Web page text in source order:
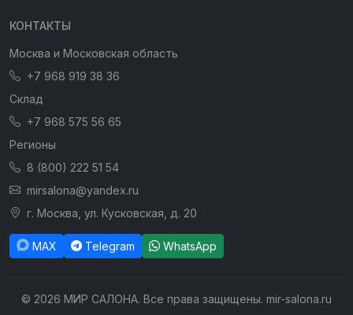
КОНТАКТЫ
Москва и Московская область
+7 968 919 38 36
Склад
+7 968 575 56 65
Регионы
8 (800) 222 51 54
mirsalona@yandex.ru
г. Москва, ул. Кусковская, д. 20
MAX Telegram WhatsApp
© 2026 МИР САЛОНА. Все права защищены. mir-salona.ru